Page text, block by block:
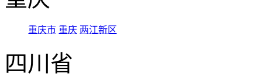
重庆市 重庆 两江新区
四川省